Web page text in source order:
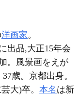
洋画家。
出品,大正15年会
。風景画をえが
歳。京都出身。
大)卒。 本名 は新